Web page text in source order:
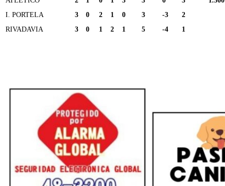
I. PORTELA
3 0 2 1 0 3 -3
2
RIVADAVIA
3 0 1 2 1 5 -4 1